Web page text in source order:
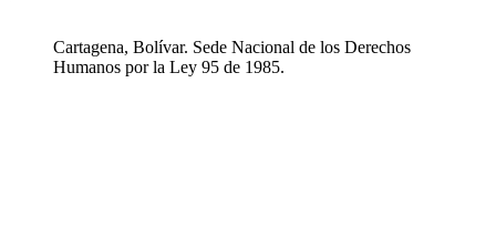
Cartagena, Bolívar. Sede Nacional de los Derechos
Humanos por la Ley 95 de 1985.